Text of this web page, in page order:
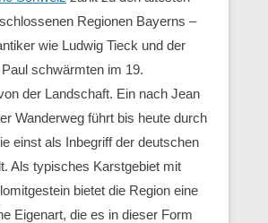
Regionen Bayerns –
wie Ludwig Tieck und der
schwärmten im 19.
der Landschaft. Ein nach Jean
Wanderweg führt bis heute durch
einst als Inbegriff der deutschen
Als typisches Karstgebiet mit
bietet die Region eine
Eigenart, die es in dieser Form